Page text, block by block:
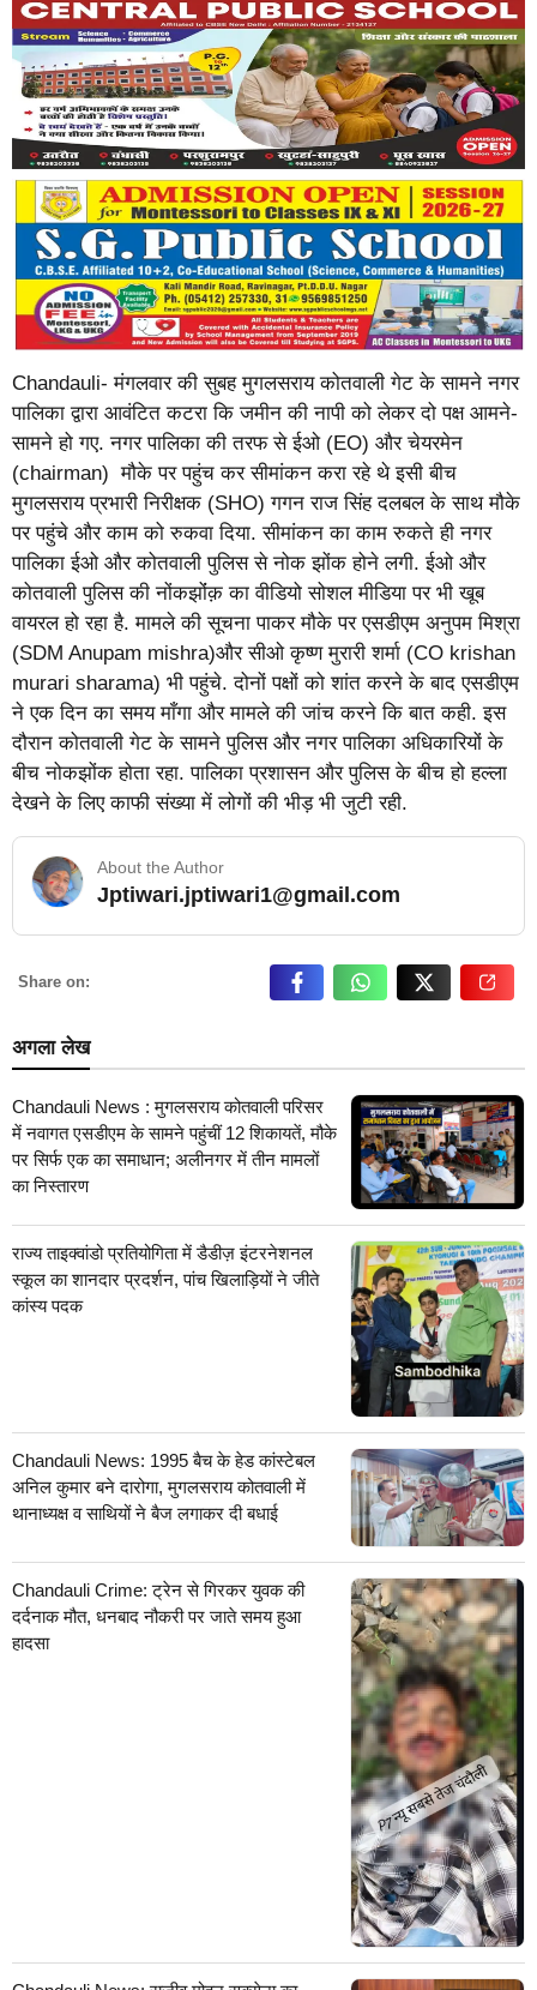
Chandauli- मंगलवार की सुबह मुगलसराय कोतवाली गेट के सामने नगर
पालिका द्वारा आवंटित कटरा कि जमीन की नापी को लेकर दो पक्ष आमने-
सामने हो गए. नगर पालिका की तरफ से ईओ (EO) और चेयरमेन
(chairman) मौके पर पहुंच कर सीमांकन करा रहे थे इसी बीच
मुगलसराय प्रभारी निरीक्षक (SHO) गगन राज सिंह दलबल के साथ मौके
पर पहुंचे और काम को रुकवा दिया. सीमांकन का काम रुकते ही नगर
पालिका ईओ और कोतवाली पुलिस से नोक झोंक होने लगी. ईओ और
कोतवाली पुलिस की नोंकझोंंक़ का वीडियो सोशल मीडिया पर भी खूब
वायरल हो रहा है. मामले की सूचना पाकर मौके पर एसडीएम अनुपम मिश्रा
(SDM Anupam mishra)और सीओ कृष्ण मुरारी शर्मा (CO krishan
murari sharama) भी पहुंचे. दोनों पक्षों को शांत करने के बाद एसडीएम
ने एक दिन का समय माँगा और मामले की जांच करने कि बात कही. इस
दौरान कोतवाली गेट के सामने पुलिस और नगर पालिका अधिकारियों के
बीच नोकझोंक होता रहा. पालिका प्रशासन और पुलिस के बीच हो हल्ला
देखने के लिए काफी संख्या में लोगों की भीड़ भी जुटी रही.
About the Author
Jptiwari.jptiwari1@gmail.com… Read More
Share on:
अगला लेख
Chandauli News : मुगलसराय कोतवाली परिसर
में नवागत एसडीएम के सामने पहुंचीं 12 शिकायतें, मौके
पर सिर्फ एक का समाधान; अलीनगर में तीन मामलों
का निस्तारण
राज्य ताइक्वांडो प्रतियोगिता में डैडीज़ इंटरनेशनल
स्कूल का शानदार प्रदर्शन, पांच खिलाड़ियों ने जीते
कांस्य पदक
Chandauli News: 1995 बैच के हेड कांस्टेबल
अनिल कुमार बने दारोगा, मुगलसराय कोतवाली में
थानाध्यक्ष व साथियों ने बैज लगाकर दी बधाई
Chandauli Crime: ट्रेन से गिरकर युवक की
दर्दनाक मौत, धनबाद नौकरी पर जाते समय हुआ
हादसा